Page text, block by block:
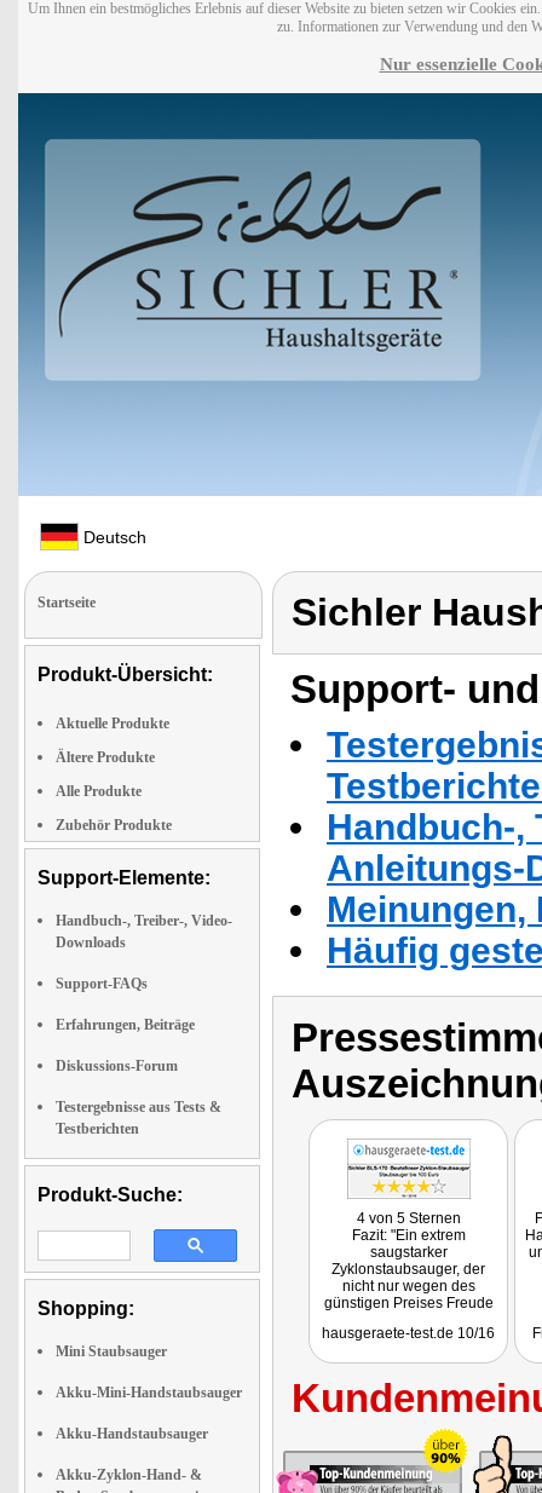
Um Ihnen ein bestmögliches Erlebnis auf dieser Website zu bieten setzen wir Cookies
zu. Informationen zur Verwendung und den
Nur essenzielle
Deutsch
Startseite
Produkt-Übersicht:
Aktuelle Produkte
Ältere Produkte
Alle Produkte
Zubehör Produkte
Support-Elemente:
Handbuch-, Treiber-, Video-
Downloads
Support-FAQs
Erfahrungen, Beiträge
Diskussions-Forum
Testergebnisse aus Tests &
Testberichten
Produkt-Suche:
Shopping:
Mini Staubsauger
Akku-Mini-Handstaubsauger
Akku-Handstaubsauger
Akku-Zyklon-Hand- &
Sichler
Support-
Handbuch-,
Anleitungs-
Häufig
4 von 5 Sternen
Fazit: "Ein extrem
saugstarker
Zyklonstaubsauger, der
nicht nur wegen des
günstigen Preises Freude
hausgeraete-test.de 10/16